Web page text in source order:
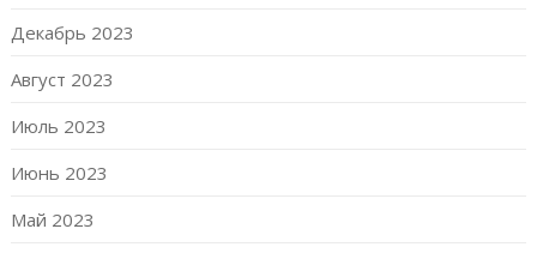
Декабрь 2023
Август 2023
Июль 2023
Июнь 2023
Май 2023